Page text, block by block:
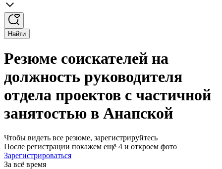
Найти
Резюме соискателей на
должность руководителя
отдела проектов с частичной
занятостью в Анапской
Чтобы видеть все резюме, зарегистрируйтесь
После регистрации покажем ещё 4 и откроем фото
Зарегистрироваться
За всё время